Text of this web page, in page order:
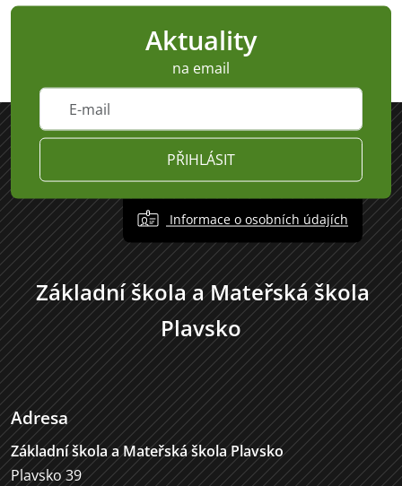
Aktuality
na email
PŘIHLÁSIT
Informace o osobních údajích
Základní škola a Mateřská škola
Plavsko
Adresa
Základní škola a Mateřská škola Plavsko
Plavsko 39